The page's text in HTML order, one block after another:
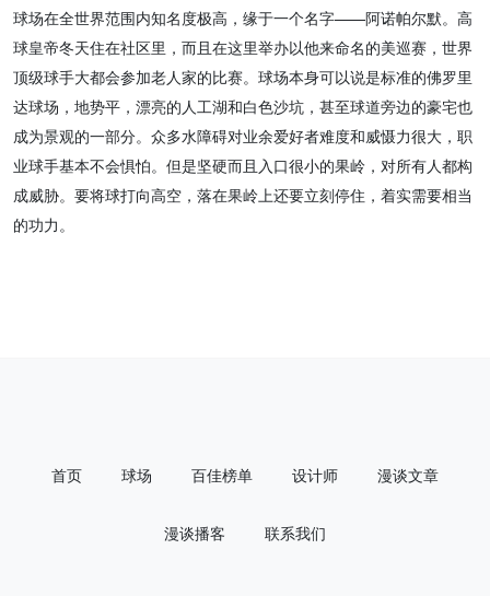
球场在全世界范围内知名度极高，缘于一个名字——阿诺帕尔默。高
球皇帝冬天住在社区里，而且在这里举办以他来命名的美巡赛，世界
顶级球手大都会参加老人家的比赛。球场本身可以说是标准的佛罗里
达球场，地势平，漂亮的人工湖和白色沙坑，甚至球道旁边的豪宅也
成为景观的一部分。众多水障碍对业余爱好者难度和威慑力很大，职
业球手基本不会惧怕。但是坚硬而且入口很小的果岭，对所有人都构
成威胁。要将球打向高空，落在果岭上还要立刻停住，着实需要相当
的功力。
首页 球场 百佳榜单 设计师 漫谈文章
漫谈播客 联系我们